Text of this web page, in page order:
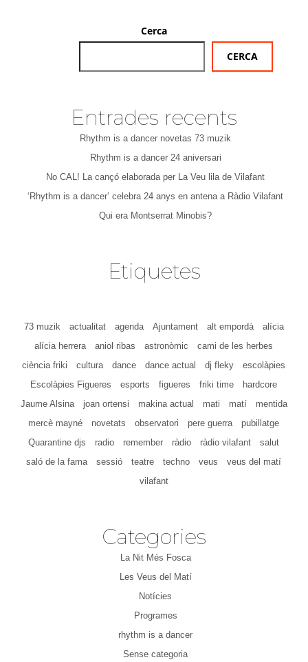
Cerca
CERCA
Entrades recents
Rhythm is a dancer novetas 73 muzik
Rhythm is a dancer 24 aniversari
No CAL! La cançó elaborada per La Veu lila de Vilafant
‘Rhythm is a dancer’ celebra 24 anys en antena a Ràdio Vilafant
Qui era Montserrat Minobis?
Etiquetes
73 muzik actualitat agenda Ajuntament alt empordà
alícia
alícia herrera
aniol ribas astronòmic
cami de les herbes
ciència friki
cultura dance dance actual dj fleky
escolàpies
Escolàpies Figueres
esports figueres friki time
hardcore
Jaume Alsina
joan ortensi makina actual mati matí
mentida
mercè mayné
novetats observatori pere guerra
pubillatge
Quarantine djs
radio remember ràdio ràdio vilafant
salut
saló de la fama
sessió teatre techno veus
veus del matí
vilafant
Categories
La Nit Més Fosca
Les Veus del Matí
Notícies
Programes
rhythm is a dancer
Sense categoria